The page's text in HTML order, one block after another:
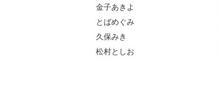
金子あきよ
とばめぐみ
久保みき
松村としお